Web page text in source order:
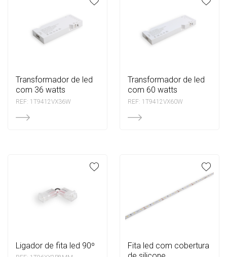
transformador de led
com 36 watts
REF: 1T9412VX36W
transformador de led
com 60 watts
REF: 1T9412VX60W
ligador de fita led 90º
fita led com cobertura